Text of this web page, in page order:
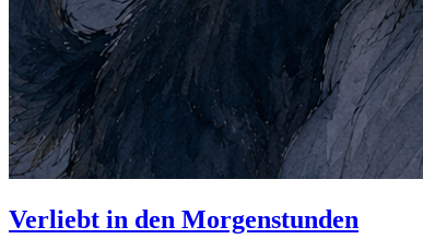
Verliebt in den Morgenstunden